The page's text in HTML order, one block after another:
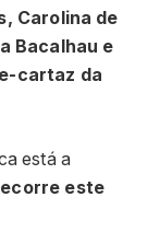
Carolina de
Bacalhau e
cartaz da
está a
este